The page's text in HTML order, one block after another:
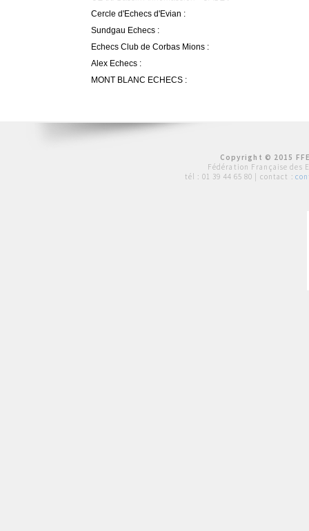
Cercle d'Echecs d'Evian :
Sundgau Echecs :
Echecs Club de Corbas Mions :
Alex Echecs :
MONT BLANC ECHECS :
Copyright © 2015
Fédération Française des
tél : 01 39 44 65 80 | contact :